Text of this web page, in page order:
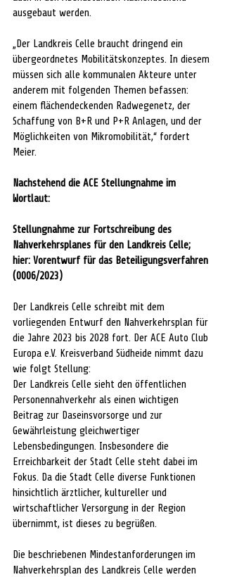
ausgebaut werden.
„Der Landkreis Celle braucht dringend ein
übergeordnetes Mobilitätskonzeptes. In diesem
müssen sich alle kommunalen Akteure unter
anderem mit folgenden Themen befassen:
einem flächendeckenden Radwegenetz, der
Schaffung von B+R und P+R Anlagen, und der
Möglichkeiten von Mikromobilität,“ fordert
Meier.
Nachstehend die ACE Stellungnahme im
Wortlaut:
Stellungnahme zur Fortschreibung des
Nahverkehrsplanes für den Landkreis Celle;
hier: Vorentwurf für das Beteiligungsverfahren
(0006/2023)
Der Landkreis Celle schreibt mit dem
vorliegenden Entwurf den Nahverkehrsplan für
die Jahre 2023 bis 2028 fort. Der ACE Auto Club
Europa e.V. Kreisverband Südheide nimmt dazu
wie folgt Stellung:
Der Landkreis Celle sieht den öffentlichen
Personennahverkehr als einen wichtigen
Beitrag zur Daseinsvorsorge und zur
Gewährleistung gleichwertiger
Lebensbedingungen. Insbesondere die
Erreichbarkeit der Stadt Celle steht dabei im
Fokus. Da die Stadt Celle diverse Funktionen
hinsichtlich ärztlicher, kultureller und
wirtschaftlicher Versorgung in der Region
übernimmt, ist dieses zu begrüßen.
Die beschriebenen Mindestanforderungen im
Nahverkehrsplan des Landkreis Celle werden